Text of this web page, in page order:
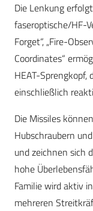
Die Lenkung
faseroptische/HF-
Forget“, „Fire-
Coordinates“
HEAT-Sprengkopf,
einschließlich
Die Missiles
Hubschraubern
und zeichnen sich
hohe
Familie wird aktiv
mehreren